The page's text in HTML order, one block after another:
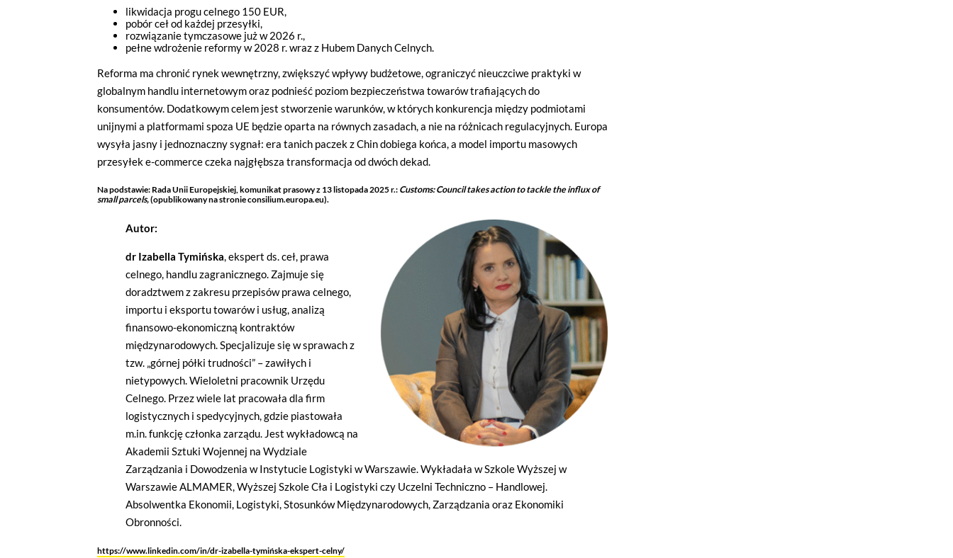
likwidacja progu celnego 150 EUR,
pobór ceł od każdej przesyłki,
rozwiązanie tymczasowe już w 2026 r.,
pełne wdrożenie reformy w 2028 r. wraz z Hubem Danych Celnych.
Reforma ma chronić rynek wewnętrzny, zwiększyć wpływy budżetowe, ograniczyć nieuczciwe praktyki w
globalnym handlu internetowym oraz podnieść poziom bezpieczeństwa towarów trafiających do
konsumentów. Dodatkowym celem jest stworzenie warunków, w których konkurencja między podmiotami
unijnymi a platformami spoza UE będzie oparta na równych zasadach, a nie na różnicach regulacyjnych. Europa
wysyła jasny i jednoznaczny sygnał: era tanich paczek z Chin dobiega końca, a model importu masowych
przesyłek e-commerce czeka najgłębsza transformacja od dwóch dekad.
Na podstawie: Rada Unii Europejskiej, komunikat prasowy z 13 listopada 2025 r.: Customs: Council takes action to tackle the influx of
small parcels,(opublikowany na stronie consilium.europa.eu).
Autor:
dr Izabella Tymińska, ekspert ds. ceł, prawa
celnego, handlu zagranicznego. Zajmuje się
doradztwem z zakresu przepisów prawa celnego,
importu i eksportu towarów i usług, analizą
finansowo-ekonomiczną kontraktów
międzynarodowych. Specjalizuje się w sprawach z
tzw. „górnej półki trudności” – zawiłych i
nietypowych. Wieloletni pracownik Urzędu
Celnego. Przez wiele lat pracowała dla firm
logistycznych i spedycyjnych, gdzie piastowała
m.in. funkcję członka zarządu. Jest wykładowcą na
Akademii Sztuki Wojennej na Wydziale
Zarządzania i Dowodzenia w Instytucie Logistyki w Warszawie. Wykładała w Szkole Wyższej w
Warszawie ALMAMER, Wyższej Szkole Cła i Logistyki czy Uczelni Techniczno – Handlowej.
Absolwentka Ekonomii, Logistyki, Stosunków Międzynarodowych, Zarządzania oraz Ekonomiki
Obronności.
https://www.linkedin.com/in/dr-izabella-tymińska-ekspert-celny/
Te pliki cookies pozostają zawsze aktywne i nie masz możliwości wyboru w tym zakresie. Są to pliki cookies, dzięki którym w sposób prawidłowy
funkcjonują m.in. formularze na stronie oraz mechanizm logowania do konta użytkownika i utrzymywania sesji po zalogowaniu. Ponadto,
w plikach cookies własnych zapisywana jest informacja o dokonanych przez Ciebie ustawieniach plików cookies.
Narzędzia Google
Korzystamy z Google Analytics, czyli narzędzia pozwalającego na gromadzenie, przeglądanie i analizę statystyk związanych z aktywnością
użytkowników na naszej stronie. Kod śledzący Google Analytics gromadzi informacje na temat Twojej aktywności na naszej stronie, które mogą
być przez Google wykorzystywane przy budowaniu Twojego profilu użytkownika. Ponadto, informacje z Google Analytics mogą być
wykorzystywane w ustawieniach kampanii reklamowych prowadzonych z wykorzystaniem Google Ads. Jeżeli sobie tego nie życzysz, możesz
wyłączyć narzędzia Google.
Salesflare
na temat Twojej interakcji z naszą stroną oraz z naszym zespołem sprzedaży. Dane te pomagają nam lepiej rozumieć naszych klientów
i dostosowywać nasze działania do Twoich potrzeb. Jeżeli sobie tego nie życzysz, możesz wyłączyć pliki cookies związane z Salesflare.
Odtwarzacze multimedialne (YouTube, Vimeo)
Na tej stronie osadzane są multimedia z serwisów YouTube i Vimeo. Odtwarzacze tych serwisów wykorzystują do swojego prawidłowego
działania pliki cookies pochodzące od ich dostawców. Dostawcy mogą uzyskiwać dostęp do informacji gromadzonych w plikach cookies. Możesz
wyłączyć pliki cookies związane z odtwarzaczami, ale wtedy nie będziesz w stanie obejrzeć treści osadzonych w formie odtwarzaczy.